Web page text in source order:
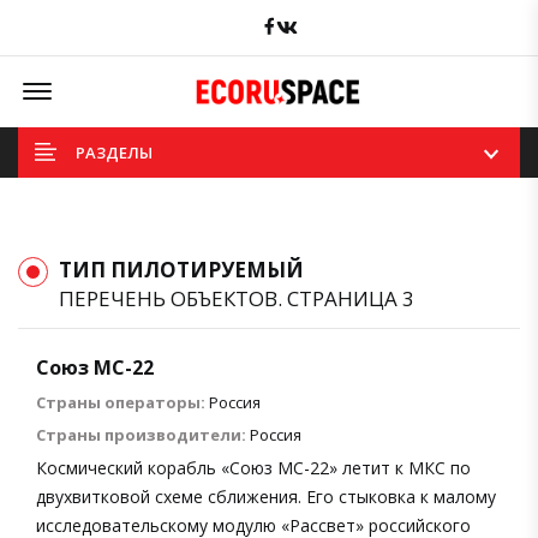
Facebook
Offcanvas Menu Open
РАЗДЕЛЫ
ТИП ПИЛОТИРУЕМЫЙ
ПЕРЕЧЕНЬ ОБЪЕКТОВ. СТРАНИЦА 3
Союз МС-22
Страны операторы: Россия
Страны производители: Россия
Космический корабль «Союз МС-22» летит к МКС по
двухвитковой схеме сближения. Его стыковка к малому
исследовательскому модулю «Рассвет» российского